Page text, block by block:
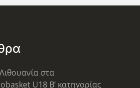
στα
U18 Β’ κατηγορίας